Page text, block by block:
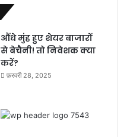
औंधे मुंह हुए शेयर बाजारों
से बेचैनी! तो निवेशक क्या
करें?
फ़रवरी 28, 2025